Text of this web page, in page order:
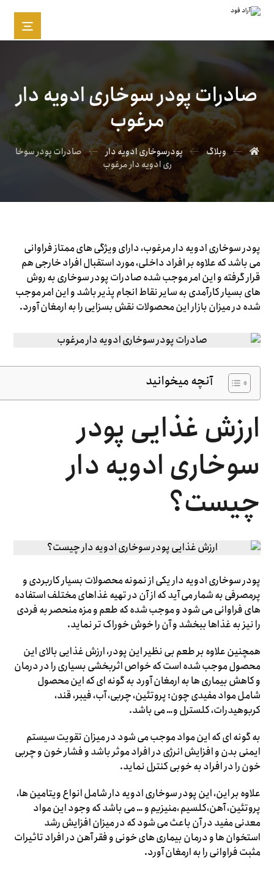
صادرات پودر سوخاری ادویه دار
مرغوب
وبلاگ پودرسوخاری ادویه دار
صادرات پودر سوخا
ری ادویه دار مرغوب
پودر سوخاری ادویه دار مرغوب، دارای ویژگی های ممتاز فراوانی
می باشد که علاوه بر افراد داخلی، مورد استقبال افراد خارجی هم
قرار گرفته و این امر موجب شده صادرات پودر سوخاری به روش
های بسیار کارآمدی به سایر نقاط انجام پذیر باشد و این امر موجب
شده در میزان بازار این محصولات نقش بسزایی را به ارمغان آورد.
آنچه میخوانید
ارزش غذایی پودر
سوخاری ادویه دار
چیست؟
پودر سوخاری ادویه دار یکی از نمونه محصولات بسیار کاربردی و
پرمصرفی به شمار می آید که از آن در تهیه غذاهای مختلف استفاده
های فراوانی می شود و موجب شده که طعم و مزه منحصر به فردی
را نیز به غذاها ببخشد و آن را خوش خوراک تر نماید.
همچنین علاوه بر طعم بی نظیر این پودر، ارزش غذایی بالای این
محصول موجب شده است که خواص اثربخشی بسیاری را در درمان
و کاهش بیماری ها به ارمغان آورد به گونه ای که این محصول
شامل مواد مفیدی چون: پروتئین، چربی، آب، فیبر، قند،
کربوهیدرات، کلسترل و… می باشد.
به گونه ای که این مواد موجب می شود در میزان تقویت سیستم
ایمنی بدن و افزایش انرژی در افراد موثر باشد و فشار خون و چربی
خون را در افراد به خوبی کنترل نماید.
علاوه بر این، این پودر سوخاری ادویه دار شامل انواع ویتامین ها،
پروتئین، آهن،کلسیم ،منیزیم و … می باشد که وجود این مواد
معدنی مفید در آن باعث می شود که در میزان افزایش رشد
استخوان ها و درمان بیماری های خونی و فقر آهن در افراد تاثیرات
مثبت فراوانی را به ارمغان آورد.